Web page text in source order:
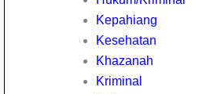
Kepahiang
Kesehatan
Khazanah
Kriminal